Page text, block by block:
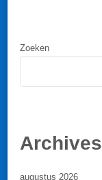
Zoeken
Archives
augustus 2026